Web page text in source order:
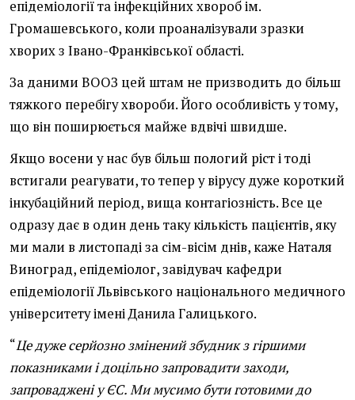
епідеміології та інфекційних хвороб ім.
Громашевського, коли проаналізували зразки
хворих з Івано-Франківської області.
За даними ВООЗ цей штам не призводить до більш
тяжкого перебігу хвороби. Його особливість у тому,
що він поширюється майже вдвічі швидше.
Якщо восени у нас був більш пологий ріст і тоді
встигали реагувати, то тепер у вірусу дуже короткий
інкубаційний період, вища контагіозність. Все це
одразу дає в один день таку кількість пацієнтів, яку
ми мали в листопаді за сім-вісім днів, каже Наталя
Виноград, епідеміолог, завідувач кафедри
епідеміології Львівського національного медичного
університету імені Данила Галицького.
“Це дуже серйозно змінений збудник з гіршими
показниками і доцільно запровадити заходи,
запроваджені у ЄС. Ми мусимо бути готовими до